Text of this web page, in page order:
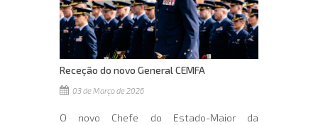
Receção do novo General CEMFA
03 de Março de 2026
O novo Chefe do Estado-Maior da